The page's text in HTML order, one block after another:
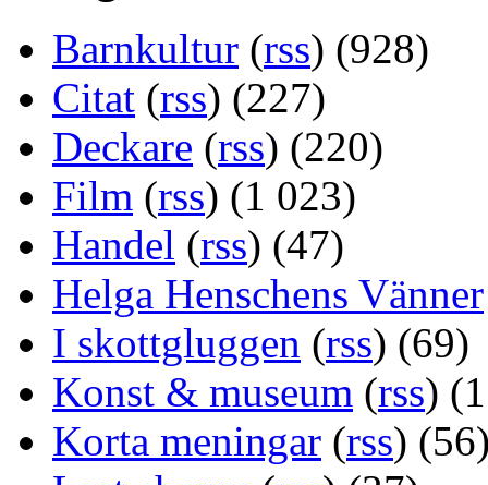
Barnkultur (rss) (928)
Citat (rss) (227)
Deckare (rss) (220)
Film (rss) (1 023)
Handel (rss) (47)
Helga Henschens Vänner
I skottgluggen (rss) (69)
Konst & museum (rss)
Korta meningar (rss)